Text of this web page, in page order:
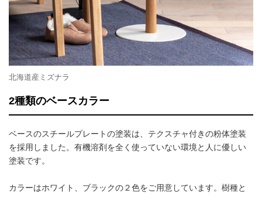
北海道産ミズナラ
2種類のベースカラー
ベースのスチールプレートの塗装は、テクスチャ付きの粉体塗装
を採用しました。有機溶剤を全く使っていない環境と人に優しい
塗装です。
カラーはホワイト、ブラックの２色をご用意しています。樹種と